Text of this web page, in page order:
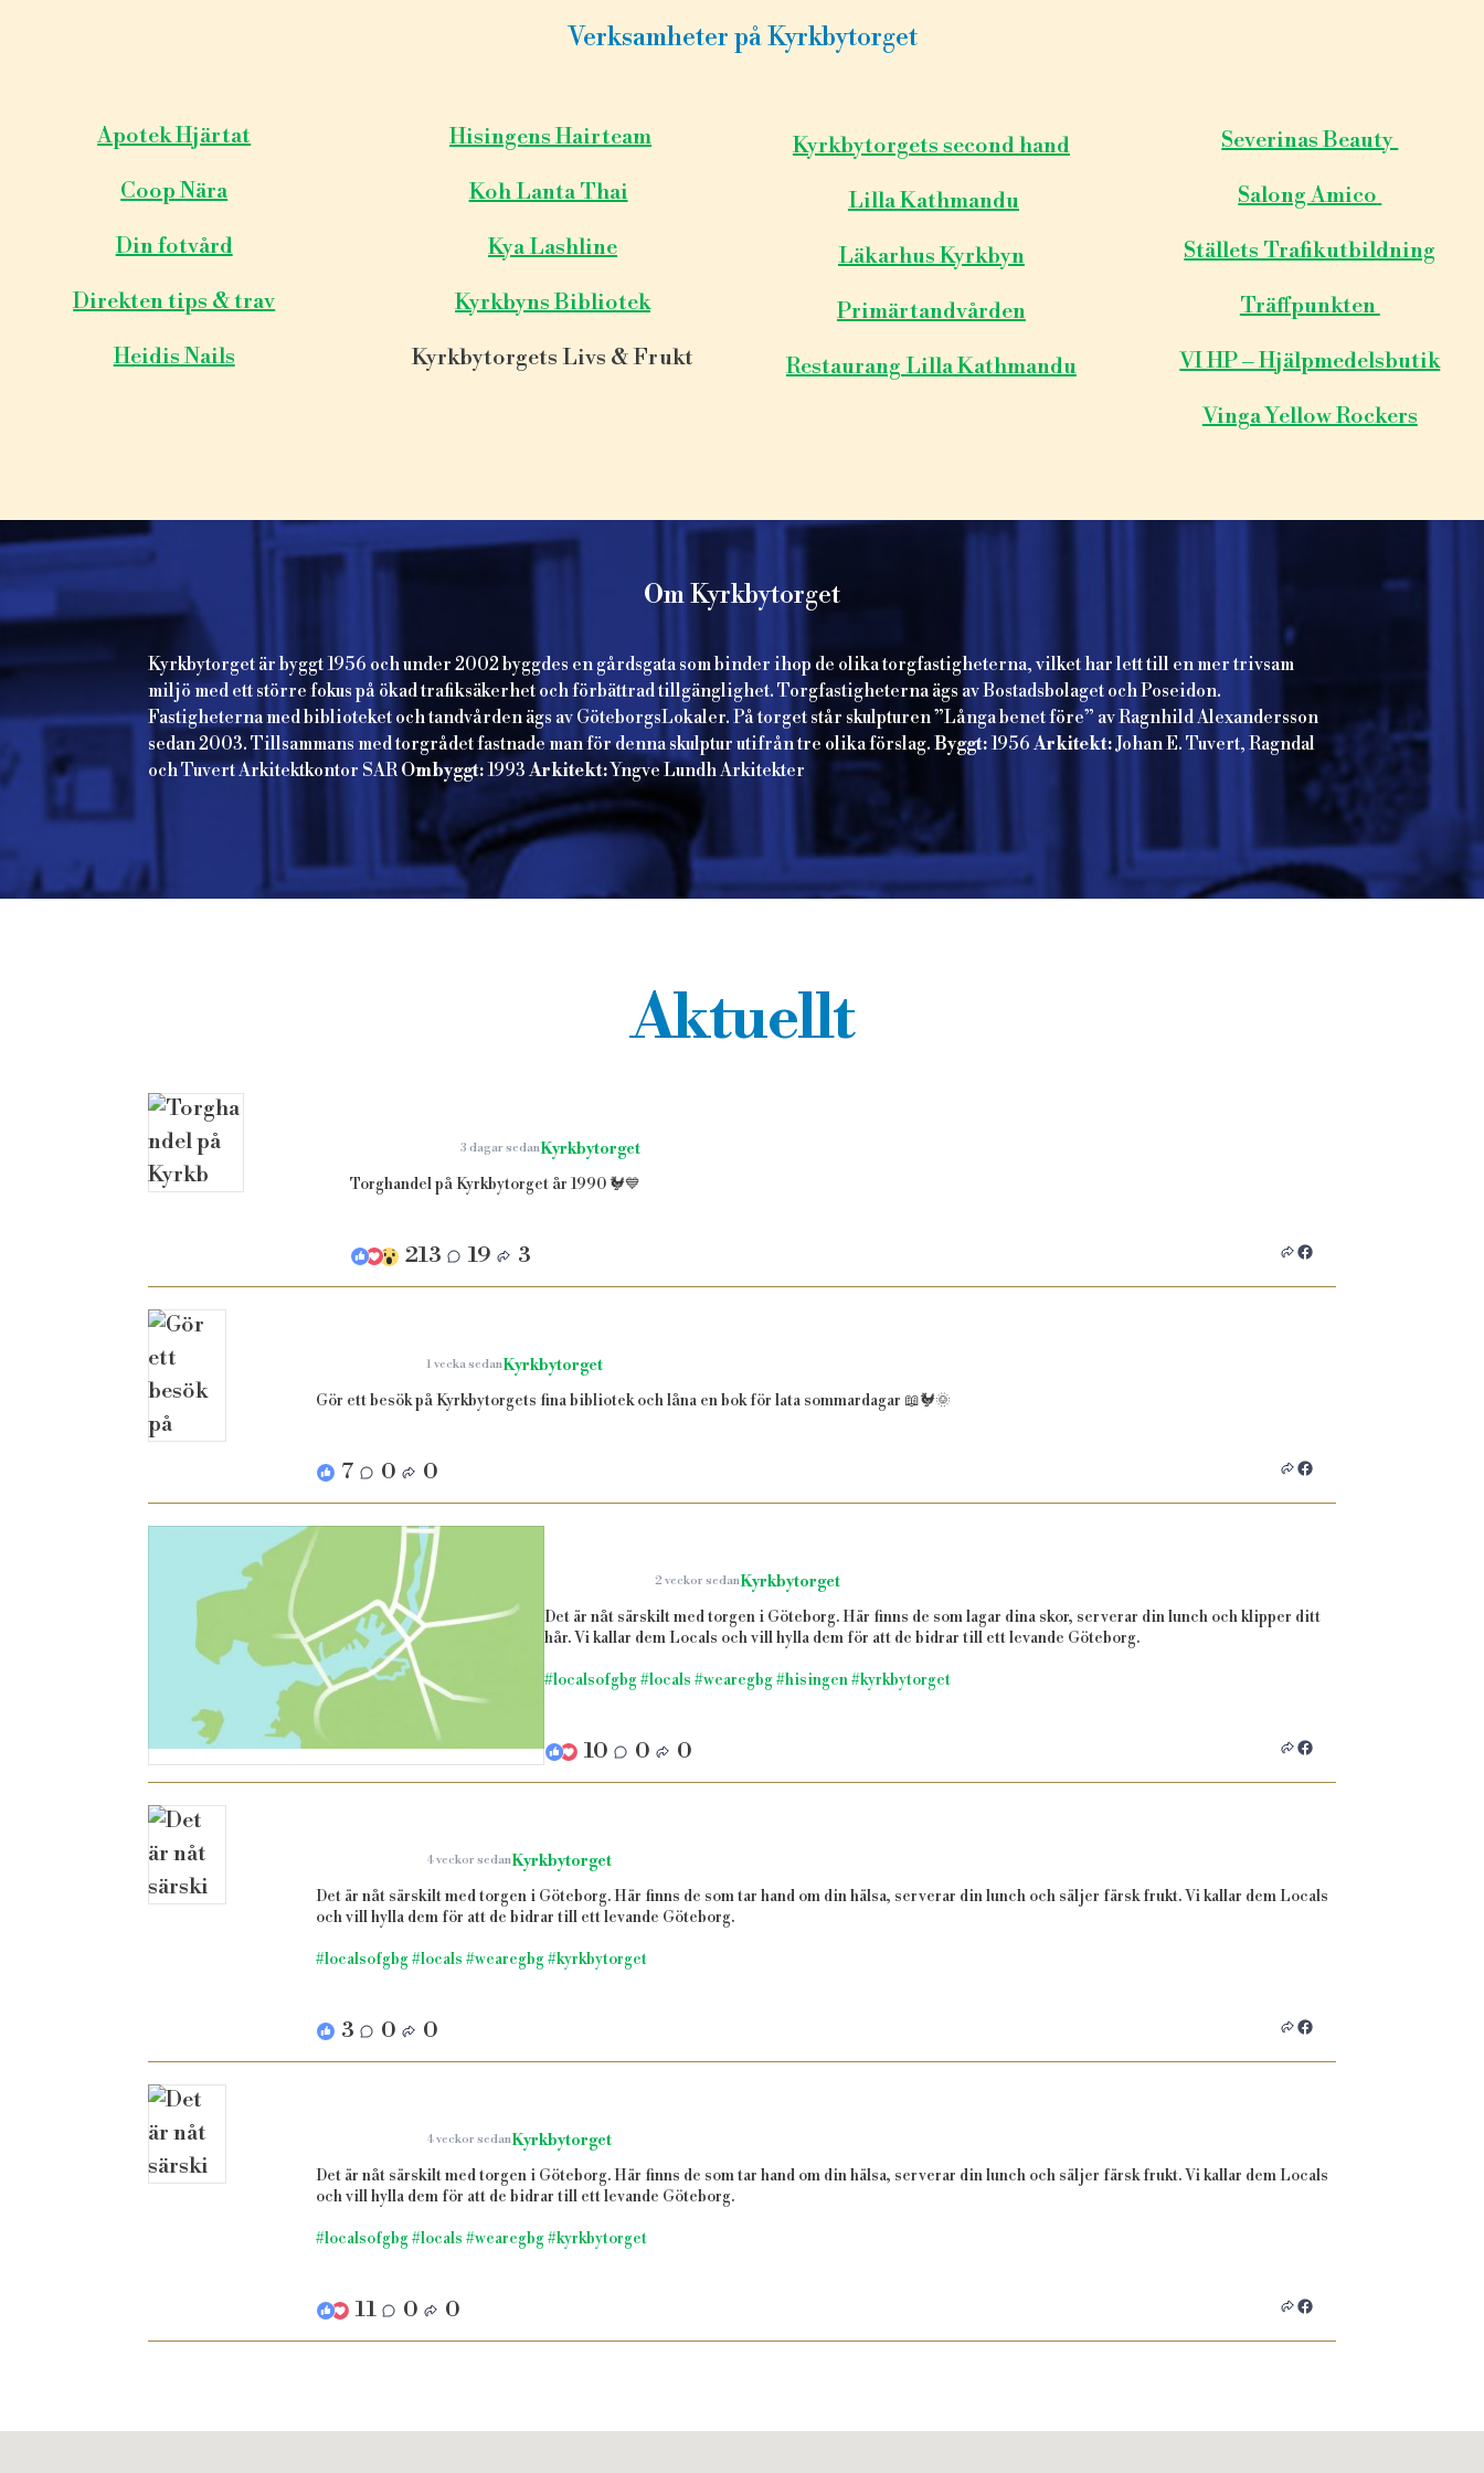
Verksamheter på Kyrkbytorget
Apotek Hjärtat
Coop Nära
Din fotvård
Direkten tips & trav
Heidis Nails
Hisingens Hairteam
Koh Lanta Thai
Kya Lashline
Kyrkbyns Bibliotek
Kyrkbytorgets Livs & Frukt
Kyrkbytorgets second hand
Lilla Kathmandu
Läkarhus Kyrkbyn
Primärtandvården
Restaurang Lilla Kathmandu
Severinas Beauty
Salong Amico
Ställets Trafikutbildning
Träffpunkten
VI HP – Hjälpmedelsbutik
Vinga Yellow Rockers
Om Kyrkbytorget
Kyrkbytorget är byggt 1956 och under 2002 byggdes en gårdsgata som binder ihop de olika torgfastigheterna, vilket har lett till en mer trivsam
miljö med ett större fokus på ökad trafiksäkerhet och förbättrad tillgänglighet. Torgfastigheterna ägs av Bostadsbolaget och Poseidon.
Fastigheterna med biblioteket och tandvården ägs av GöteborgsLokaler. På torget står skulpturen ”Långa benet före” av Ragnhild Alexandersson
sedan 2003. Tillsammans med torgrådet fastnade man för denna skulptur utifrån tre olika förslag.Byggt:1956Arkitekt:Johan E. Tuvert, Ragndal
och Tuvert Arkitektkontor SAROmbyggt:1993Arkitekt:Yngve Lundh Arkitekter
Aktuellt
Kyrkbytorget
3 dagar sedan
Torghandel på Kyrkbytorget år 1990 🐓💙
213 19 3
Kyrkbytorget
1 vecka sedan
Gör ett besök på Kyrkbytorgets fina bibliotek och låna en bok för lata sommardagar 📖🐓🌞
7 0 0
Kyrkbytorget
2 veckor sedan
Det är nåt särskilt med torgen i Göteborg. Här finns de som lagar dina skor, serverar din lunch och klipper ditt
hår. Vi kallar dem Locals och vill hylla dem för att de bidrar till ett levande Göteborg.
#localsofgbg#locals #wearegbg#hisingen#kyrkbytorget
10 0 0
Kyrkbytorget
4 veckor sedan
Det är nåt särskilt med torgen i Göteborg. Här finns de som tar hand om din hälsa, serverar din lunch och säljer färsk frukt. Vi kallar dem Locals
och vill hylla dem för att de bidrar till ett levande Göteborg.
#localsofgbg#locals #wearegbg#kyrkbytorget
3 0 0
Kyrkbytorget
4 veckor sedan
Det är nåt särskilt med torgen i Göteborg. Här finns de som tar hand om din hälsa, serverar din lunch och säljer färsk frukt. Vi kallar dem Locals
och vill hylla dem för att de bidrar till ett levande Göteborg.
#localsofgbg#locals #wearegbg#kyrkbytorget
11 0 0